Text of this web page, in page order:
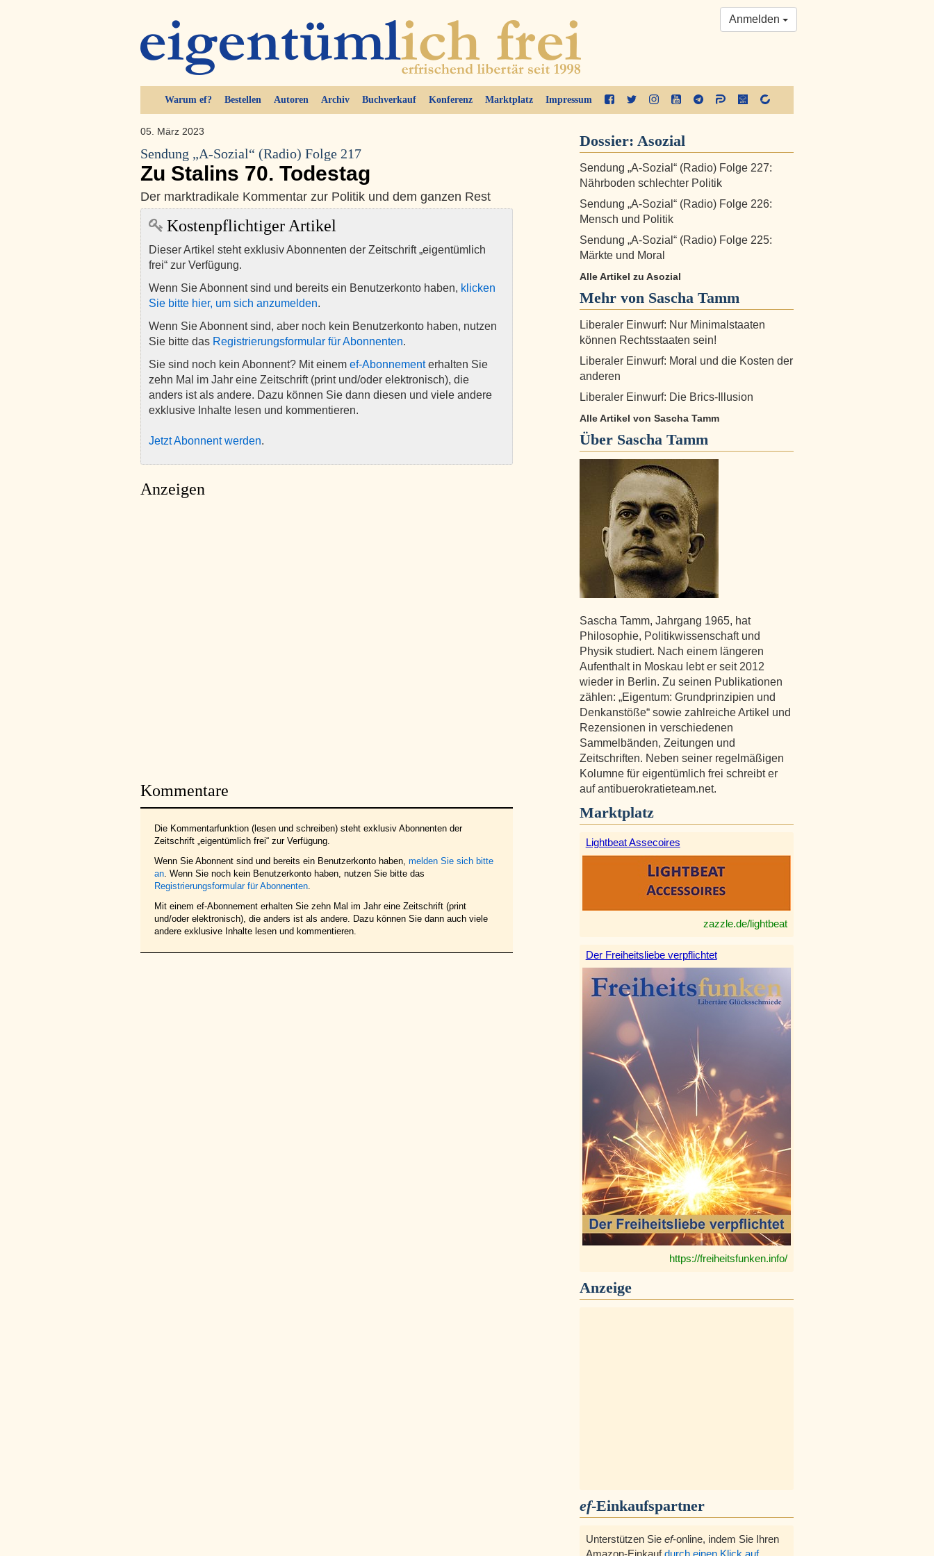
Warum ef? Bestellen Autoren Archiv Buchverkauf Konferenz Marktplatz Impressum
Anmelden
05. März 2023
Sendung „A-Sozial“ (Radio) Folge 217
Zu Stalins 70. Todestag
Der marktradikale Kommentar zur Politik und dem ganzen Rest
Kostenpflichtiger Artikel
Dieser Artikel steht exklusiv Abonnenten der Zeitschrift „eigentümlich
frei“ zur Verfügung.
Wenn Sie Abonnent sind und bereits ein Benutzerkonto haben, klicken
Sie bitte hier, um sich anzumelden.
Wenn Sie Abonnent sind, aber noch kein Benutzerkonto haben, nutzen
Sie bitte das Registrierungsformular für Abonnenten.
Sie sind noch kein Abonnent? Mit einem ef-Abonnementerhalten Sie
zehn Mal im Jahr eine Zeitschrift (print und/oder elektronisch), die
anders ist als andere. Dazu können Sie dann diesen und viele andere
exklusive Inhalte lesen und kommentieren.
Jetzt Abonnent werden.
Anzeigen
Kommentare
Die Kommentarfunktion (lesen und schreiben) steht exklusiv Abonnenten der
Zeitschrift „eigentümlich frei“ zur Verfügung.
Wenn Sie Abonnent sind und bereits ein Benutzerkonto haben, melden Sie sich bitte
an. Wenn Sie noch kein Benutzerkonto haben, nutzen Sie bitte das
Registrierungsformular für Abonnenten.
Mit einem ef-Abonnement erhalten Sie zehn Mal im Jahr eine Zeitschrift (print
und/oder elektronisch), die anders ist als andere. Dazu können Sie dann auch viele
andere exklusive Inhalte lesen und kommentieren.
Dossier: Asozial
Sendung „A-Sozial“ (Radio) Folge 227:
Nährboden schlechter Politik
Sendung „A-Sozial“ (Radio) Folge 226:
Mensch und Politik
Sendung „A-Sozial“ (Radio) Folge 225:
Märkte und Moral
Alle Artikel zu Asozial
Mehr von Sascha Tamm
Liberaler Einwurf: Nur Minimalstaaten
können Rechtsstaaten sein!
Liberaler Einwurf: Moral und die Kosten der
anderen
Liberaler Einwurf: Die Brics-Illusion
Alle Artikel von Sascha Tamm
Über Sascha Tamm
Sascha Tamm, Jahrgang 1965, hat
Philosophie, Politikwissenschaft und
Physik studiert. Nach einem längeren
Aufenthalt in Moskau lebt er seit 2012
wieder in Berlin. Zu seinen Publikationen
zählen: „Eigentum: Grundprinzipien und
Denkanstöße“ sowie zahlreiche Artikel und
Rezensionen in verschiedenen
Sammelbänden, Zeitungen und
Zeitschriften. Neben seiner regelmäßigen
Kolumne für eigentümlich frei schreibt er
auf antibuerokratieteam.net.
Marktplatz
Lightbeat Assecoires
zazzle.de/lightbeat
Der Freiheitsliebe verpflichtet
https://freiheitsfunken.info/
Anzeige
ef-Einkaufspartner
Unterstützen Sie ef-online, indem Sie Ihren
Amazon-Einkaufdurch einen Klick auf